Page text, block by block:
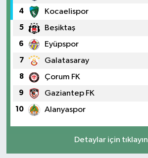
4 Kocaelispor
5 Beşiktaş
6 Eyüpspor
7 Galatasaray
8 Çorum FK
9 Gaziantep FK
10 Alanyaspor
Detaylar için tıklayın